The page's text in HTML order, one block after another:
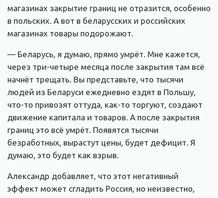
магазинах закрытие границ не отразится, особенно
в польских. А вот в беларусских и российских
магазинах товары подорожают.
— Беларусь, я думаю, прямо умрёт. Мне кажется,
через три-четыре месяца после закрытия там всё
начнёт трещать. Вы представьте, что тысячи
людей из Беларуси ежедневно ездят в Польшу,
что-то привозят оттуда, как-то торгуют, создают
движение капитала и товаров. А после закрытия
границ это всё умрёт. Появятся тысячи
безработных, вырастут цены, будет дефицит. Я
думаю, это будет как взрыв.
Александр добавляет, что этот негативный
эффект может сгладить Россия, но неизвестно,